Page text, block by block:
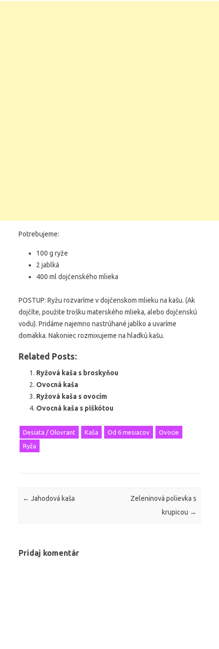
Potrebujeme:
100 g ryže
2 jablká
400 ml dojčenského mlieka
POSTUP: Ryžu rozvaríme v dojčenskom mlieku na kašu. (Ak
dojčíte, použite trošku materského mlieka, alebo dojčenskú
vodu). Pridáme najemno nastrúhané jablko a uvaríme
domäkka. Nakoniec rozmixujeme na hladkú kašu.
Related Posts:
Ryžová kaša s broskyňou
Ovocná kaša
Ryžová kaša s ovocím
Ovocná kaša s piškótou
Desiata / Olovrant Kaša Od 6 mesiacov
Ovocie
Ryža
Post navigation
← Jahodová kaša
Zeleninová polievka s
krupicou →
Pridaj komentár